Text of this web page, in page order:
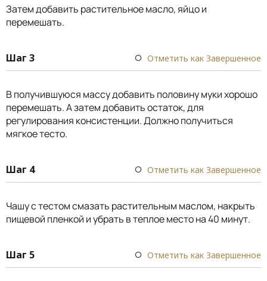
Затем добавить растительное масло, яйцо и
перемешать.
Шаг 3 Отметить как Завершенное
В получившуюся массу добавить половину муки хорошо
перемешать. А затем добавить остаток, для
регулирования консистенции. Должно получиться
мягкое тесто.
Шаг 4 Отметить как Завершенное
Чашу с тестом смазать растительным маслом, накрыть
пищевой пленкой и убрать в теплое место на 40 минут.
Шаг 5 Отметить как Завершенное